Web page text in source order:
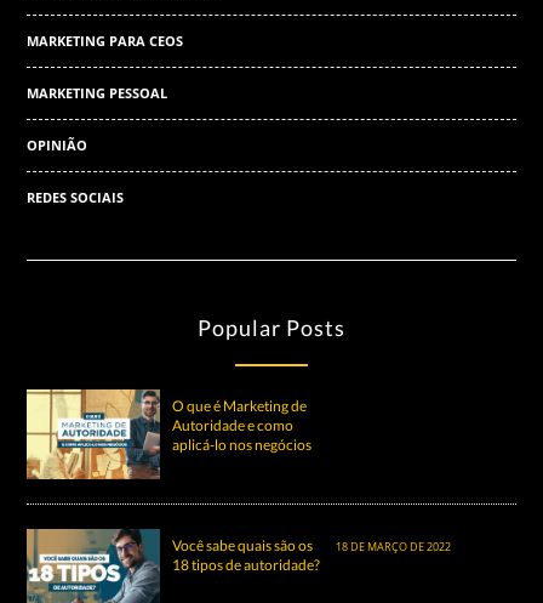
MARKETING PARA CEOS
MARKETING PESSOAL
OPINIÃO
REDES SOCIAIS
Popular Posts
O que é Marketing de
Autoridade e como
aplicá-lo nos negócios
Você sabe quais são os
18 tipos de autoridade?
18 DE MARÇO DE 2022